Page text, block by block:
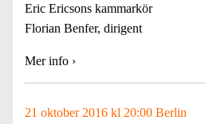
Eric Ericsons kammarkör
Florian Benfer, dirigent
Mer info ›
21 oktober 2016 kl 20:00 Berlin